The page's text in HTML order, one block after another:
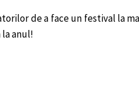
de a face un festival la
la anul!